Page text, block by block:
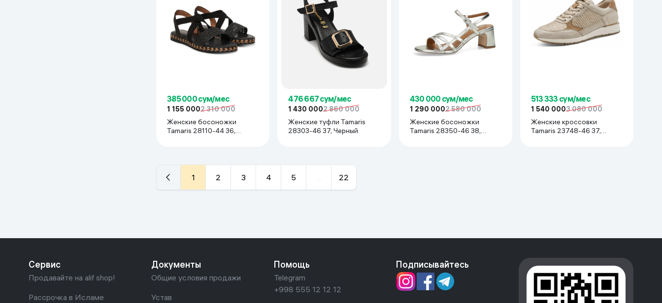
385 000 сум/мес
1 155 0002 310 000
Женские босоножки
Tamaris 28110-44 36,
476 667 сум/мес
1 430 0002 860 000
Женские туфли Tamaris
28303-46 37, Черный
430 000 сум/мес
1 290 0002 580 000
Женские босоножки
Tamaris 28350-46 38,
513 333 сум/мес
1 540 0003 080 000
Женские кроссовки
Tamaris 23748-46 37,
1 2 3 4 5 22
Сервис
Продавайте на alif shop!
Рассрочка в Исламе
Документы
Общие условия продажи
Устав
Помощь
Telegram
+998 555 12 12 12
Подписывайтесь